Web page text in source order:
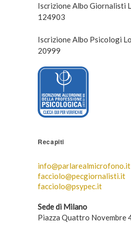
Iscrizione Albo Giornalisti
124903
Iscrizione Albo Psicologi
20999
Recapiti
info@parlarealmicrofono.it
facciolo@pecgiornalisti.it
facciolo@psypec.it
Sede di Milano
Piazza Quattro Novembre